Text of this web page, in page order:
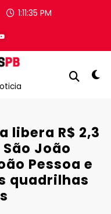
1:11:36 PM
libera R$ 2,3
João
Pessoa e
quadrilhas